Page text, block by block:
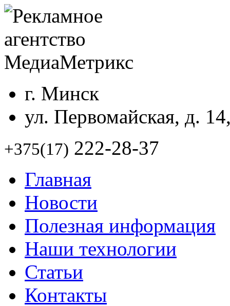
г. Минск
ул. Первомайская, д.
+375(17) 222-28-37
Главная
Новости
Полезная информация
Наши технологии
Статьи
Контакты